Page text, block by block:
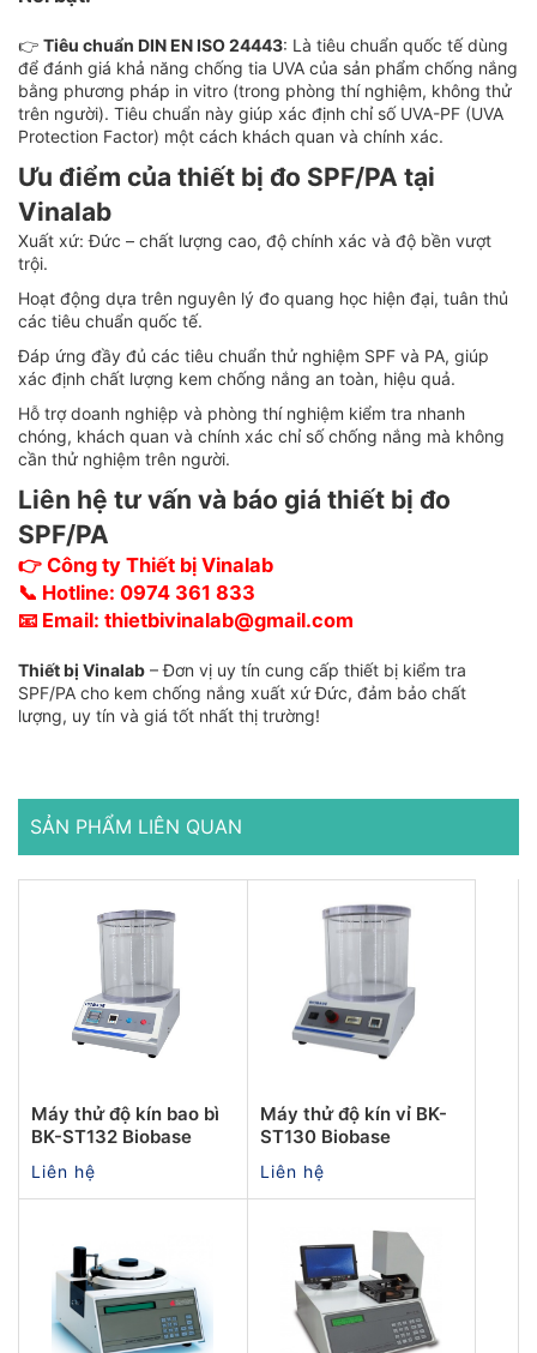
👉 Tiêu chuẩn DIN EN ISO 24443: Là tiêu chuẩn quốc tế dùng
để đánh giá khả năng chống tia UVA của sản phẩm chống nắng
bằng phương pháp in vitro (trong phòng thí nghiệm, không thử
trên người). Tiêu chuẩn này giúp xác định chỉ số UVA-PF (UVA
Protection Factor) một cách khách quan và chính xác.
Ưu điểm của thiết bị đo SPF/PA tại
Vinalab
Xuất xứ: Đức – chất lượng cao, độ chính xác và độ bền vượt
trội.
Hoạt động dựa trên nguyên lý đo quang học hiện đại, tuân thủ
các tiêu chuẩn quốc tế.
Đáp ứng đầy đủ các tiêu chuẩn thử nghiệm SPF và PA, giúp
xác định chất lượng kem chống nắng an toàn, hiệu quả.
Hỗ trợ doanh nghiệp và phòng thí nghiệm kiểm tra nhanh
chóng, khách quan và chính xác chỉ số chống nắng mà không
cần thử nghiệm trên người.
Liên hệ tư vấn và báo giá thiết bị đo
SPF/PA
👉 Công ty Thiết bị Vinalab
📞 Hotline: 0974 361 833
📧 Email: thietbivinalab@gmail.com
Thiết bị Vinalab – Đơn vị uy tín cung cấp thiết bị kiểm tra
SPF/PA cho kem chống nắng xuất xứ Đức, đảm bảo chất
lượng, uy tín và giá tốt nhất thị trường!
SẢN PHẨM LIÊN QUAN
Máy thử độ kín bao bì
BK-ST132 Biobase
Liên hệ
Máy thử độ kín vỉ BK-
ST130 Biobase
Liên hệ